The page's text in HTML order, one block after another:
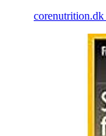
corenutrition.dk